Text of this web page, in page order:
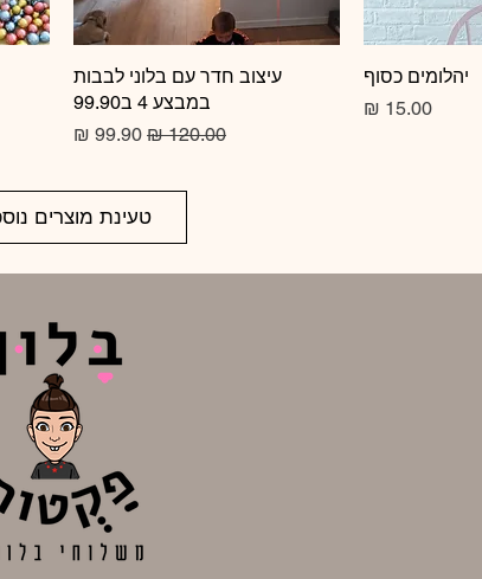
יהלומים כסוף
מחיר‏15.00 ‏₪
תצוגה מהירה
עיצוב חדר עם בלוני לבבות
במבצע 4 ב99.90
מחיר רגיל מחיר מבצע
טעינת מוצרים